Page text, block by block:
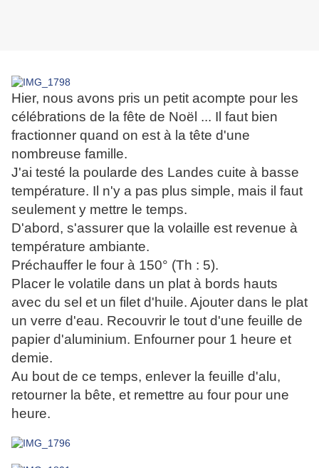
Hier, nous avons pris un petit acompte pour les
célébrations de la fête de Noël ... Il faut bien
fractionner quand on est à la tête d'une
nombreuse famille.
J'ai testé la poularde des Landes cuite à basse
température. Il n'y a pas plus simple, mais il faut
seulement y mettre le temps.
D'abord, s'assurer que la volaille est revenue à
température ambiante.
Préchauffer le four à 150° (Th : 5).
Placer le volatile dans un plat à bords hauts
avec du sel et un filet d'huile. Ajouter dans le plat
un verre d'eau. Recouvrir le tout d'une feuille de
papier d'aluminium. Enfourner pour 1 heure et
demie.
Au bout de ce temps, enlever la feuille d'alu,
retourner la bête, et remettre au four pour une
heure.